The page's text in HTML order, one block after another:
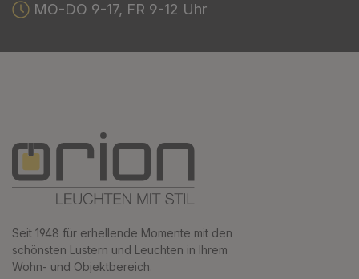
MO-DO 9-17, FR 9-12 Uhr
Seit 1948 für erhellende Momente mit den
schönsten Lustern und Leuchten in Ihrem
Wohn- und Objektbereich.